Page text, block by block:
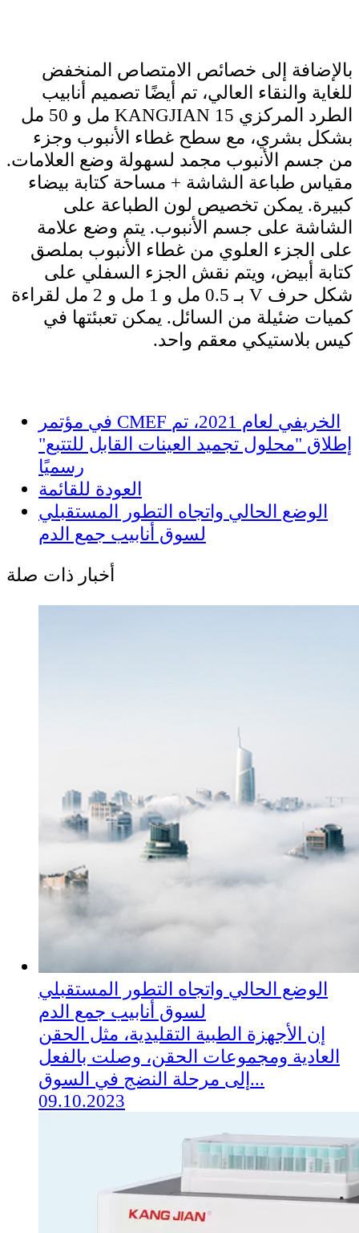
بالإضافة إلى خصائص الامتصاص المنخفض
للغاية والنقاء العالي، تم أيضًا تصميم أنابيب
الطرد المركزي KANGJIAN 15 مل و 50 مل
بشكل بشري، مع سطح غطاء الأنبوب وجزء
من جسم الأنبوب مجمد لسهولة وضع العلامات.
مقياس طباعة الشاشة + مساحة كتابة بيضاء
كبيرة. يمكن تخصيص لون الطباعة على
الشاشة على جسم الأنبوب. يتم وضع علامة
على الجزء العلوي من غطاء الأنبوب بملصق
كتابة أبيض، ويتم نقش الجزء السفلي على
شكل حرف V بـ 0.5 مل و 1 مل و 2 مل لقراءة
كميات ضئيلة من السائل. يمكن تعبئتها في
كيس بلاستيكي معقم واحد.
في مؤتمر CMEF الخريفي لعام 2021، تم
إطلاق "محلول تجميد العينات القابل للتتبع"
رسميًا
العودة للقائمة
الوضع الحالي واتجاه التطور المستقبلي
لسوق أنابيب جمع الدم
أخبار ذات صلة
الوضع الحالي واتجاه التطور المستقبلي
لسوق أنابيب جمع الدم
إن الأجهزة الطبية التقليدية، مثل الحقن
العادية ومجموعات الحقن، وصلت بالفعل
إلى مرحلة النضج في السوق...
09.10.2023